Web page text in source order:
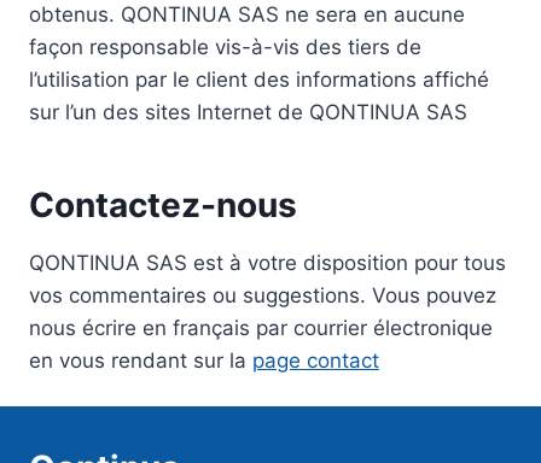
obtenus. QONTINUA SAS ne sera en aucune
façon responsable vis-à-vis des tiers de
l’utilisation par le client des informations affiché
sur l’un des sites Internet de QONTINUA SAS
Contactez-nous
QONTINUA SAS est à votre disposition pour tous
vos commentaires ou suggestions. Vous pouvez
nous écrire en français par courrier électronique
en vous rendant sur la page contact